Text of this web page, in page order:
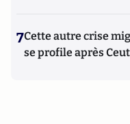
7Cette autre crise
se profile après